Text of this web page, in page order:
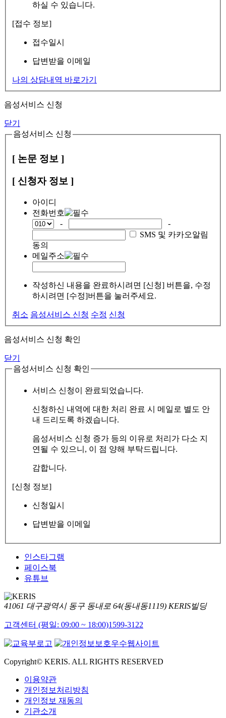
하실 수 있습니다.
[접수 정보]
접수일시
답변받을 이메일
나의 상담내역 바로가기
음성서비스 신청
닫기
음성서비스 신청
[ 논문 정보 ]
[ 신청자 정보 ]
아이디
전화번호
-
-
SMS 및 카카오알림
동의
메일주소
작성하신 내용을 완료하시려면 [신청] 버튼을, 수정
하시려면 [수정]버튼을 눌러주세요.
취소 음성서비스 신청 수정 신청
음성서비스 신청 확인
닫기
음성서비스 신청 확인
서비스 신청이 완료되었습니다.
신청하신 내역에 대한 처리 완료 시 메일로 별도 안
내 드리도록 하겠습니다.
음성서비스 신청 증가 등의 이유로 처리가 다소 지
연될 수 있으니, 이 점 양해 부탁드립니다.
감합니다.
[신청 정보]
신청일시
답변받을 이메일
인스타그램
페이스북
유튜브
41061 대구광역시 동구 동내로 64(동내동1119) KERIS빌딩
고객센터 (평일: 09:00 ~ 18:00)1599-3122
Copyright© KERIS. ALL RIGHTS RESERVED
이용약관
개인정보처리방침
개인정보 재동의
기관소개